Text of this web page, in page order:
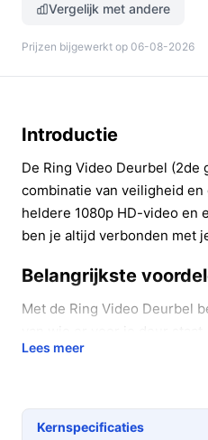
Vergelijk met andere
Prijzen bijgewerkt op 06-08-2026
Introductie
De Ring Video Deurbel (2de
combinatie van veiligheid
heldere 1080p HD-video en
ben je altijd verbonden met
Belangrijkste
Met de Ring Video Deurbel
Deze deurbel biedt diverse
smartphone wanneer
detecteert, zodat je
Lees meer
Kernspecificaties